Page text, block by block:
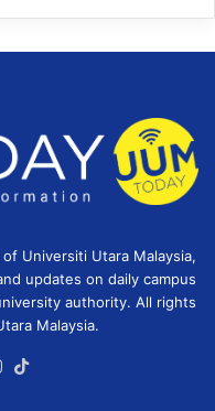
Universiti Utara Malaysia,
updates on daily campus
authority. All rights
Malaysia.
Instagram